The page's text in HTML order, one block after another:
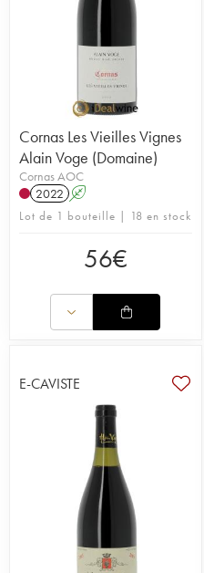
Cornas Les Vieilles Vignes
Alain Voge (Domaine)
Cornas AOC
2022 A
Lot de 1 bouteille | 18 en stock
56€
E-CAVISTE